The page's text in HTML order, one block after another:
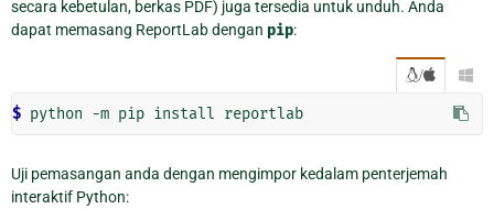
secara kebetulan, berkas PDF) juga tersedia untuk unduh. Anda
dapat memasang ReportLab dengan pip:
/ 
$ python -m pip install
Uji pemasangan anda dengan mengimpor kedalam penterjemah
interaktif Python: